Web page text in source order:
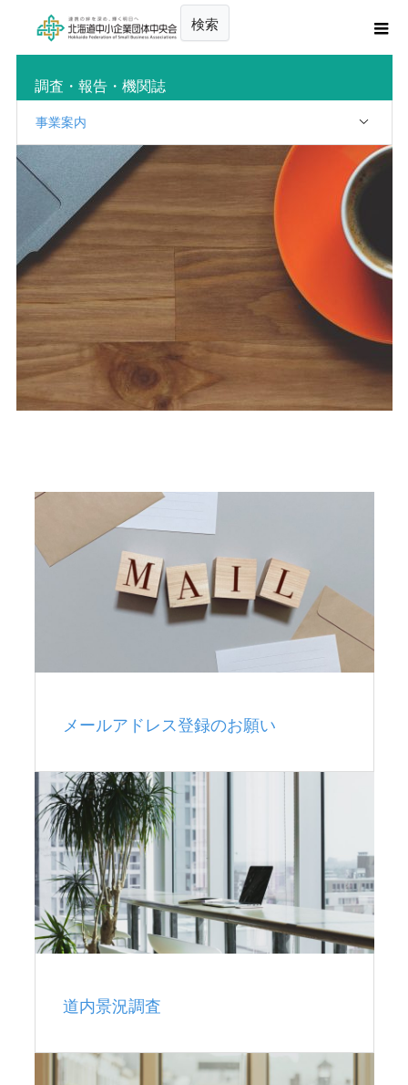
検索
調査・報告・機関誌
事業案内
メールアドレス登録のお願い
道内景況調査